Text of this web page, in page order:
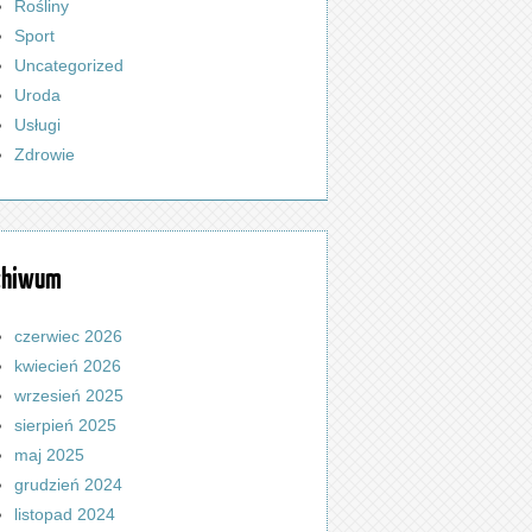
Rośliny
Sport
Uncategorized
Uroda
Usługi
Zdrowie
czerwiec 2026
kwiecień 2026
wrzesień 2025
sierpień 2025
maj 2025
grudzień 2024
listopad 2024